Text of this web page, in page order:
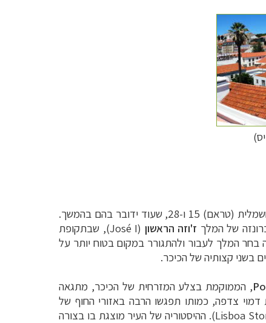
‏) תגיעו שוב ושוב. היא נקודת התחלה טובה לטיול בעיר, גם בזכות שני קווי החשמלית (טראם) 15 ו-28, שעוד ידובר בהם בהמשך.
של המלך ז'וזה הראשון (
José I), שבתקופת
בחר המלך לעבור ולהתגורר במקום בטוח יותר על
בשני קצותיה של הכיכר.
, הממוקמת בצלע המזרחית של הכיכר, מתגאה
דמוי צדפה, כמותו תפגשו הרבה באזורי החוף של
Lisboa). ההיסטוריה של העיר מוצגת בו בצורה